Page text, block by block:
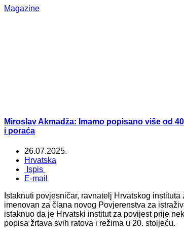
Magazine
Miroslav Akmadža: Imamo popisano više od
i poraća
26.07.2025.
Hrvatska
Ispis
E-mail
Istaknuti povjesničar, ravnatelj Hrvatskog
imenovan za člana novog Povjerenstva za
istaknuo da je Hrvatski institut za povijest prije
popisa žrtava svih ratova i režima u 20. stoljeću.